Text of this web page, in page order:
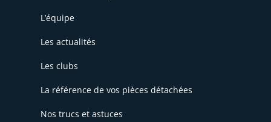
L’équipe
Les actualités
Les clubs
La référence de vos pièces détachées
Nos trucs et astuces